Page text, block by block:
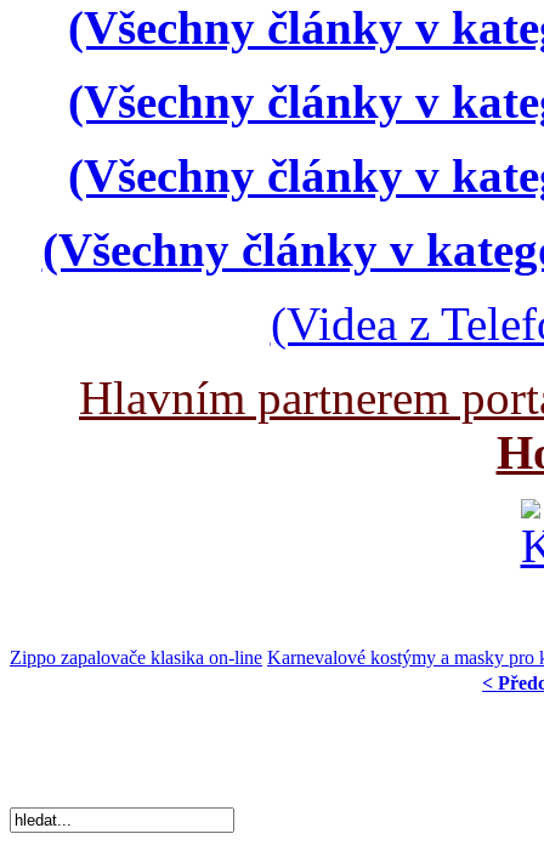
(Všechny články v
(Všechny články v
(Všechny články v
(Všechny články v
(Videa z
Hlavním partnerem
Zippo zapalovače klasika on-line Karnevalové kostýmy a masky pro
<